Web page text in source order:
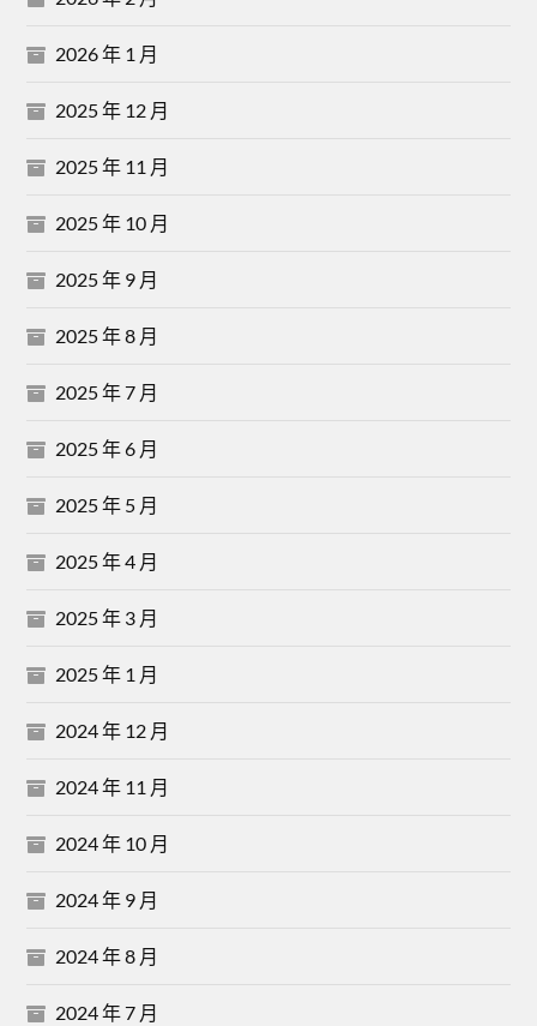
2026 年 1 月
2025 年 12 月
2025 年 11 月
2025 年 10 月
2025 年 9 月
2025 年 8 月
2025 年 7 月
2025 年 6 月
2025 年 5 月
2025 年 4 月
2025 年 3 月
2025 年 1 月
2024 年 12 月
2024 年 11 月
2024 年 10 月
2024 年 9 月
2024 年 8 月
2024 年 7 月